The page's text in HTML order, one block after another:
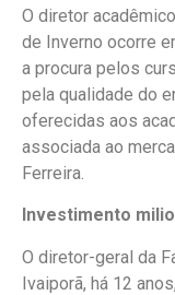
O diretor
de Inverno ocorre
a procura pelos
pela qualidade do
oferecidas aos
associada ao
Ferreira.
Investimento
O diretor-geral da
Ivaiporã, há 12